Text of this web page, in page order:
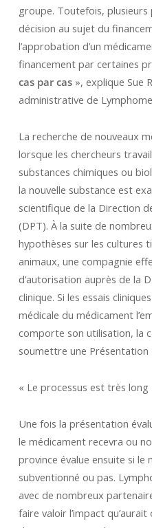
groupe. Toutefois,
décision au sujet du
l’approbation d’un
financement par certaines
cas par cas», explique Sue
administrative de
La recherche de nouveaux
lorsque les chercheurs
substances chimiques ou
la nouvelle substance est
scientifique de la Direction
(DPT). À la suite de
hypothèses sur les cultures
animaux, une compagnie
d’autorisation auprès de la
clinique. Si les essais
médicale du médicament
comporte son utilisation, la
soumettre une Présentation
« Le processus est très
Une fois la présentation
le médicament recevra ou
province évalue ensuite si le
subventionné ou pas.
avec de nombreux
faire valoir l’impact